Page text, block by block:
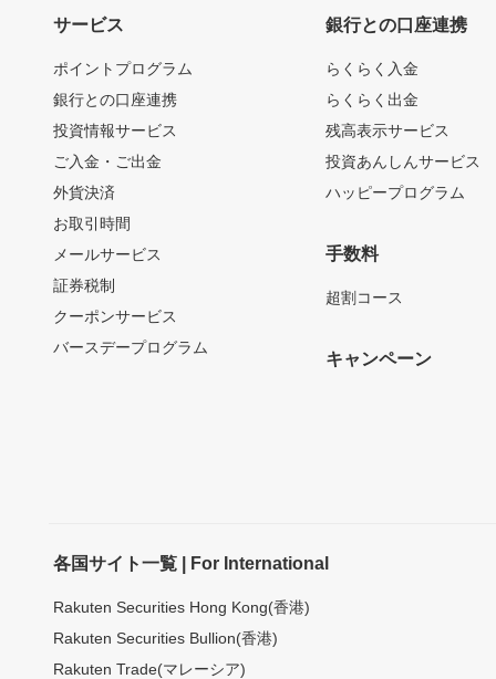
サービス
ポイントプログラム
銀行との口座連携
投資情報サービス
ご入金・ご出金
外貨決済
お取引時間
メールサービス
証券税制
クーポンサービス
バースデープログラム
銀行との口座連携
らくらく入金
らくらく出金
残高表示サービス
投資あんしんサービス
ハッピープログラム
手数料
超割コース
キャンペーン
各国サイト一覧 | For International
Rakuten Securities Hong Kong(香港)
Rakuten Securities Bullion(香港)
Rakuten Trade(マレーシア)